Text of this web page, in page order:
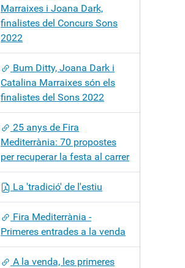
Marraixes i Joana Dark,
finalistes del Concurs Sons
2022
Bum Ditty, Joana Dark i
Catalina Marraixes són els
finalistes del Sons 2022
25 anys de Fira
Mediterrània: 70 propostes
per recuperar la festa al carrer
La 'tradició' de l'estiu
Fira Mediterrània -
Primeres entrades a la venda
A la venda, les primeres